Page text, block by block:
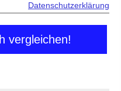
Datenschutzerklärung
vergleichen!